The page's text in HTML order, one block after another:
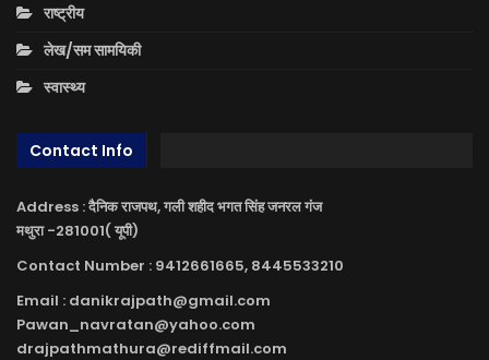
राष्ट्रीय
लेख/सम सामयिकी
स्वास्थ्य
Contact Info
Address : दैनिक राजपथ, गली शहीद भगत सिंह जनरल गंज
मथुरा -281001( यूपी)
Contact Number : 9412661665, 8445533210
Email : danikrajpath@gmail.com
Pawan_navratan@yahoo.com
drajpathmathura@rediffmail.com